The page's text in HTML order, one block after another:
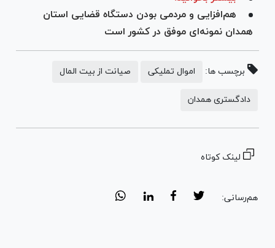
هم‌افزایی و مردمی بودن دستگاه قضایی استان
همدان نمونه‌ای موفق در کشور است
برچسب ها: اموال تملیکی صیانت از بیت المال
دادگستری همدان
لینک کوتاه
هم‌رسانی: